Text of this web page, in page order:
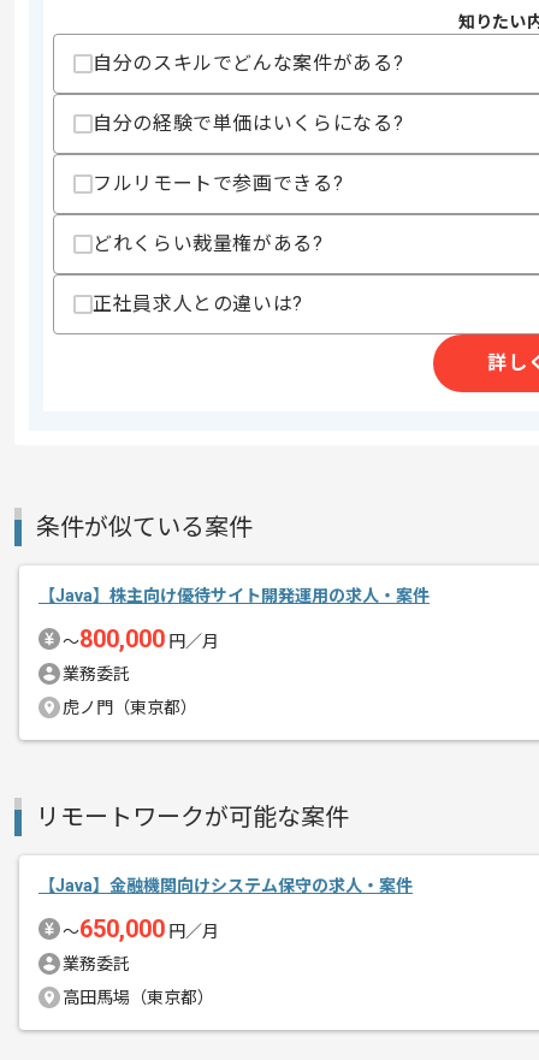
スキル
求めるスキル
・Javaを用いた開発実務経験（5年以上
Spring Boot, HTML, Thymeleaf,
・Eclipseを用いた開発経験
・Spring Securityを使用した認証認可の
歓迎スキル
・シングルサインオンを使用した実装経
・AWS環境における開発経験
上記に似た経験やスキルをお持ちであれば
支払いサイト
その他募集要項
エージェントからのコ
メント
認証、認可、セッション管理等機能の
知りたい
自分のスキルでどんな案件がある?
自分の経験で単価はいくらになる?
フルリモートで参画できる?
どれくらい裁量権がある?
正社員求人との違いは?
詳し
条件が似ている案件
【Java】株主向け優待サイト開発運用の求人・案件
〜800,000 円／月
業務委託
虎ノ門（東京都）
リモートワークが可能な案件
【Java】金融機関向けシステム保守の求人・案件
〜650,000 円／月
業務委託
高田馬場（東京都）